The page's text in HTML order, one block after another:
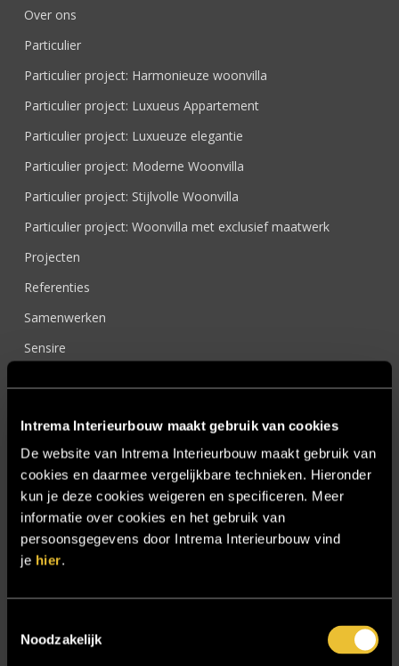
Intrema Interieurbouw maakt gebruik van cookies
De website van Intrema Interieurbouw maakt gebruik van
cookies en daarmee vergelijkbare technieken. Hieronder
kun je deze cookies weigeren en specificeren. Meer
informatie over cookies en het gebruik van
persoonsgegevens door Intrema Interieurbouw vind
je hier.
Noodzakelijk
Over ons
Particulier
Particulier project: Harmonieuze woonvilla
Particulier project: Luxueus Appartement
Particulier project: Luxueuze elegantie
Particulier project: Moderne Woonvilla
Particulier project: Stijlvolle Woonvilla
Particulier project: Woonvilla met exclusief maatwerk
Projecten
Referenties
Samenwerken
Sensire
TV lift
Twentsch Hooratelier
Vacature Allround monteur interieurbouwer
Vacatures